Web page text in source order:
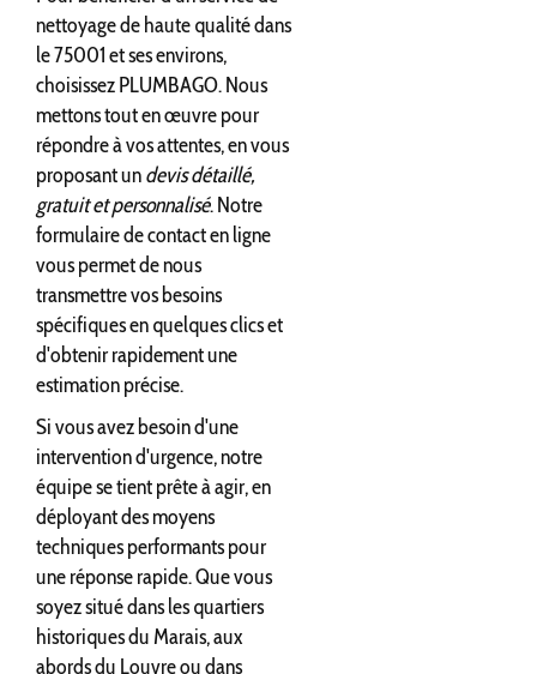
nettoyage de haute qualité dans
le 75001 et ses environs,
choisissez PLUMBAGO. Nous
mettons tout en œuvre pour
répondre à vos attentes, en vous
proposant undevis détaillé,
gratuit et personnalisé. Notre
formulaire de contact en ligne
vous permet de nous
transmettre vos besoins
spécifiques en quelques clics et
d'obtenir rapidement une
estimation précise.
Si vous avez besoin d'une
intervention d'urgence, notre
équipe se tient prête à agir, en
déployant des moyens
techniques performants pour
une réponse rapide. Que vous
soyez situé dans les quartiers
historiques du Marais, aux
abords du Louvre ou dans